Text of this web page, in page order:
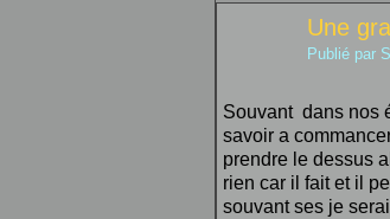
Une
Publié par
Souvant dans nos
savoir a
prendre le dessus
rien car il fait et il
souvant ses je